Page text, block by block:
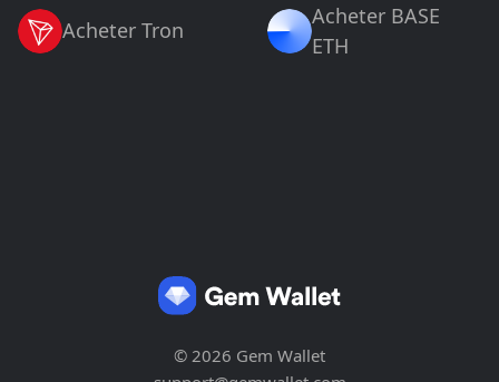
Acheter Tron
Acheter BASE
ETH
© 2026 Gem Wallet